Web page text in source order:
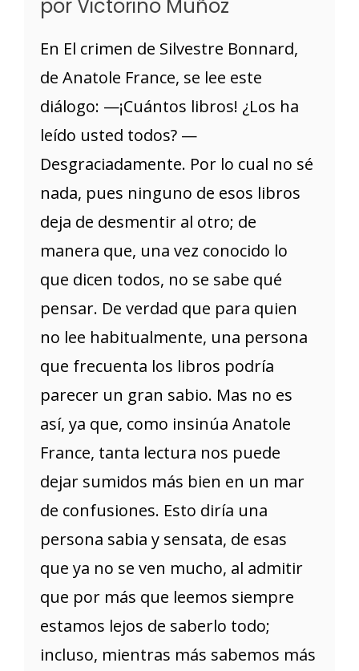
por Victorino Muñoz
En El crimen de Silvestre Bonnard,
de Anatole France, se lee este
diálogo: —¡Cuántos libros! ¿Los ha
leído usted todos? —
Desgraciadamente. Por lo cual no sé
nada, pues ninguno de esos libros
deja de desmentir al otro; de
manera que, una vez conocido lo
que dicen todos, no se sabe qué
pensar. De verdad que para quien
no lee habitualmente, una persona
que frecuenta los libros podría
parecer un gran sabio. Mas no es
así, ya que, como insinúa Anatole
France, tanta lectura nos puede
dejar sumidos más bien en un mar
de confusiones. Esto diría una
persona sabia y sensata, de esas
que ya no se ven mucho, al admitir
que por más que leemos siempre
estamos lejos de saberlo todo;
incluso, mientras más sabemos más